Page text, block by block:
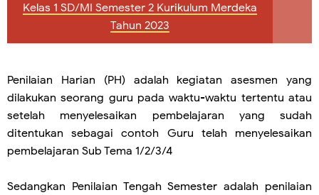
Kelas 1 SD/MI Semester 2 Kurikulum Merdeka
Tahun 2023
Penilaian Harian (PH) adalah kegiatan asesmen yang
dilakukan seorang guru pada waktu-waktu tertentu atau
setelah menyelesaikan pembelajaran yang sudah
ditentukan sebagai contoh Guru telah menyelesaikan
pembelajaran Sub Tema 1/2/3/4
Sedangkan Penilaian Tengah Semester adalah penilaian